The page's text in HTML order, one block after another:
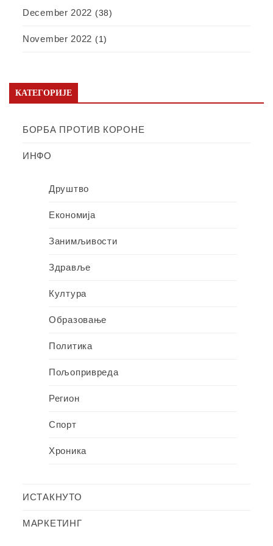
December 2022 (38)
November 2022 (1)
КАТЕГОРИЈЕ
БОРБА ПРОТИВ КОРОНЕ
ИНФО
Друштво
Економија
Занимљивости
Здравље
Култура
Образовање
Политика
Пољопривреда
Регион
Спорт
Хроника
ИСТАКНУТО
МАРКЕТИНГ